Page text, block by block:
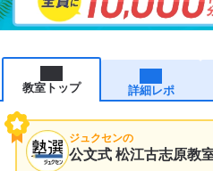
教室トップ 詳細レポ
ジュクセンの
公文式 松江古志原教